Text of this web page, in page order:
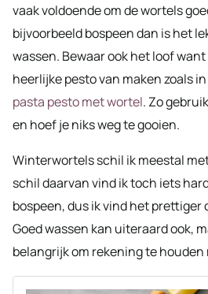
vaak voldoende om de wortels
bijvoorbeeld bospeen dan is het
wassen. Bewaar ook het loof
heerlijke pesto van maken zoals
pasta pesto met wortel. Zo
en hoef je niks weg te gooien.
Winterwortels schil ik meestal
schil daarvan vind ik toch iets
bospeen, dus ik vind het prettiger
Goed wassen kan uiteraard ook,
belangrijk om rekening te